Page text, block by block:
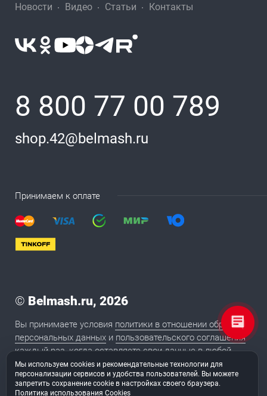
Новости Видео Статьи Контакты
8 800 77 00 789
shop.42@belmash.ru
Принимаем к оплате
© Belmash.ru, 2026
Вы принимаете условия политики в отношении обработки
персональных данных и пользовательского соглашения
каждый раз, когда оставляете свои данные в любой
форме обратной связи на сайте BELMASH.RU
Мы используем cookies и рекомендательные технологии для
персонализации сервисов и удобства пользователей. Вы можете
запретить сохранение cookie в настройках своего браузера.
Политика использования Cookies